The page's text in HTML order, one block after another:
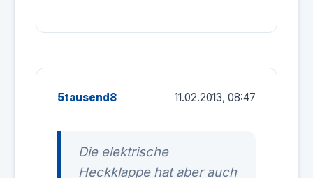
5tausend8 11.02.2013, 08:47
Die elektrische
Heckklappe hat aber auch